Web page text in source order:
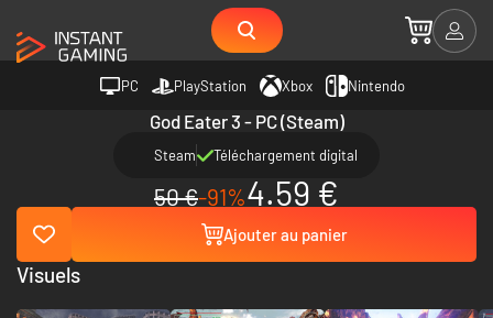
PC PlayStation Xbox Nintendo
God Eater 3 - PC (Steam)
Steam Téléchargement digital
50 €-91%4.59 €
Ajouter au panier
Visuels